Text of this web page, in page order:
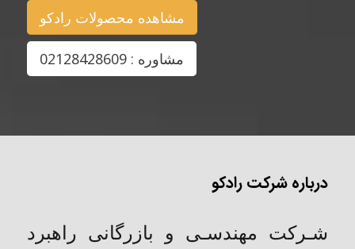
مشاهده محصولات رادکو
مشاوره : 02128428609
درباره شرکت رادکو
شـركت مهندسـی و بازرگانی راهبرد